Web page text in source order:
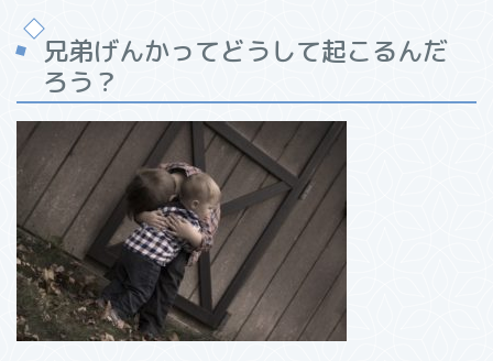
兄弟げんかってどうして起こるんだ
ろう？